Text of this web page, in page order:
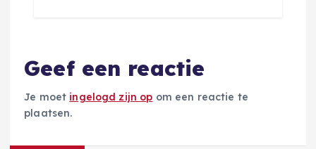
Geef een reactie
Je moet ingelogd zijn op om een reactie te
plaatsen.